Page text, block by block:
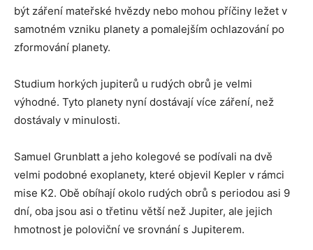
být záření mateřské hvězdy nebo mohou příčiny ležet v
samotném vzniku planety a pomalejším ochlazování po
zformování planety.
Studium horkých jupiterů u rudých obrů je velmi
výhodné. Tyto planety nyní dostávají více záření, než
dostávaly v minulosti.
Samuel Grunblatt a jeho kolegové se podívali na dvě
velmi podobné exoplanety, které objevil Kepler v rámci
mise K2. Obě obíhají okolo rudých obrů s periodou asi 9
dní, oba jsou asi o třetinu větší než Jupiter, ale jejich
hmotnost je poloviční ve srovnání s Jupiterem.